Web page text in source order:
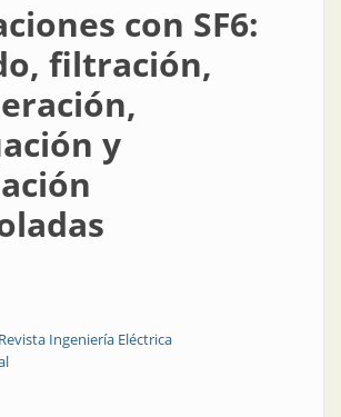
con SF6:
filtración,
y
Revista Ingeniería Eléctrica